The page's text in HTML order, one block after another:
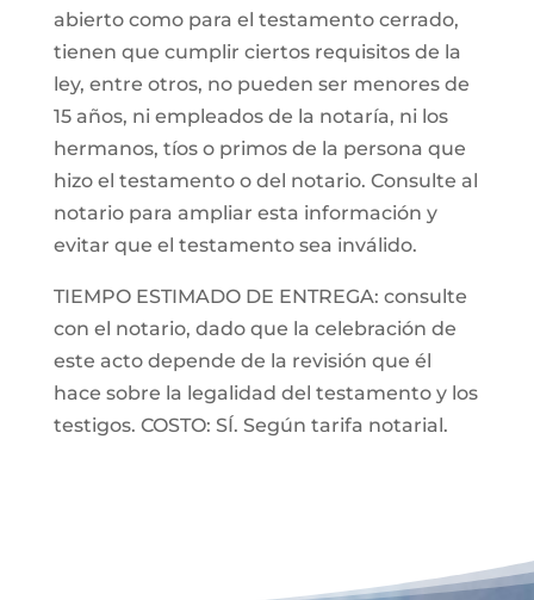
abierto como para el testamento cerrado,
tienen que cumplir ciertos requisitos de la
ley, entre otros, no pueden ser menores de
15 años, ni empleados de la notaría, ni los
hermanos, tíos o primos de la persona que
hizo el testamento o del notario. Consulte al
notario para ampliar esta información y
evitar que el testamento sea inválido.
TIEMPO ESTIMADO DE ENTREGA: consulte
con el notario, dado que la celebración de
este acto depende de la revisión que él
hace sobre la legalidad del testamento y los
testigos. COSTO: SÍ. Según tarifa notarial.